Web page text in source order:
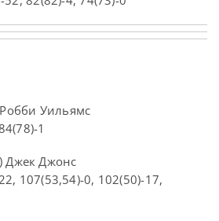
Уильямс
1
Джек Джонс
107(53,54)-0, 102(50)-17,